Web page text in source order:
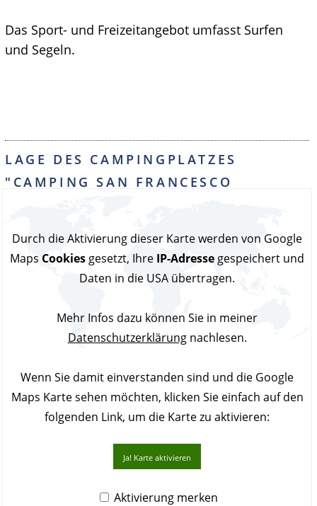
Das Sport- und Freizeitangebot umfasst Surfen
und Segeln.
LAGE DES CAMPINGPLATZES
"CAMPING SAN FRANCESCO
Durch die Aktivierung dieser Karte werden von Google
Maps Cookies gesetzt, Ihre IP-Adresse gespeichert und
Daten in die USA übertragen.
Mehr Infos dazu können Sie in meiner
Datenschutzerklärungnachlesen.
Wenn Sie damit einverstanden sind und die Google
Maps Karte sehen möchten, klicken Sie einfach auf den
folgenden Link, um die Karte zu aktivieren:
Ja! Karte aktivieren
Aktivierung merken